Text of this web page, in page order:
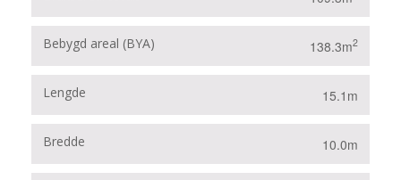
Bebygd areal (BYA) 138.3m2
Lengde 15.1m
Bredde 10.0m